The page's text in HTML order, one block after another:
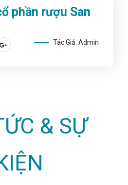
phần rượu San
Tác Giả: Admin
& SỰ